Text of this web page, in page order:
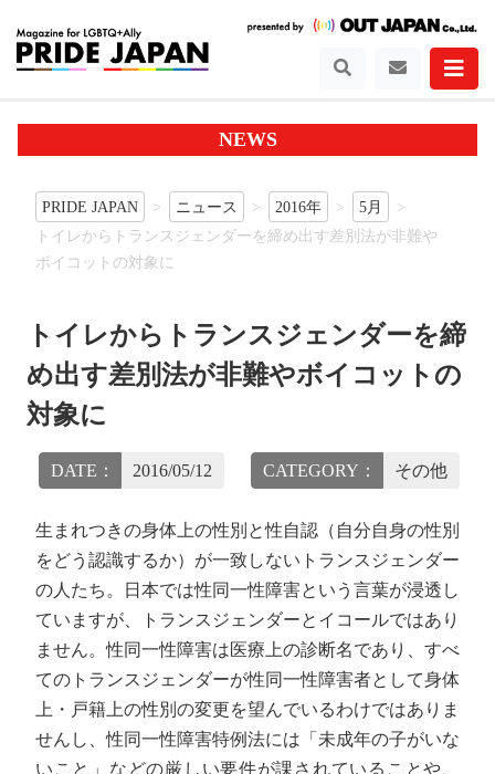
NEWS
PRIDE JAPAN ニュース 2016年
5月
トイレからトランスジェンダーを締め出す差別法が非難や
ボイコットの対象に
トイレからトランスジェンダーを締
め出す差別法が非難やボイコットの
対象に
DATE： 2016/05/12 CATEGORY： その他
生まれつきの身体上の性別と性自認（自分自身の性別
をどう認識するか）が一致しないトランスジェンダー
の人たち。日本では性同一性障害という言葉が浸透し
ていますが、トランスジェンダーとイコールではあり
ません。性同一性障害は医療上の診断名であり、すべ
てのトランスジェンダーが性同一性障害者として身体
上・戸籍上の性別の変更を望んでいるわけではありま
せんし、性同一性障害特例法には「未成年の子がいな
いこと」などの厳しい要件が課されていることや、